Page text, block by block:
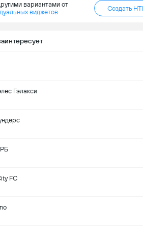
вариантами от
виджетов
Создать
Гэлакси
FC